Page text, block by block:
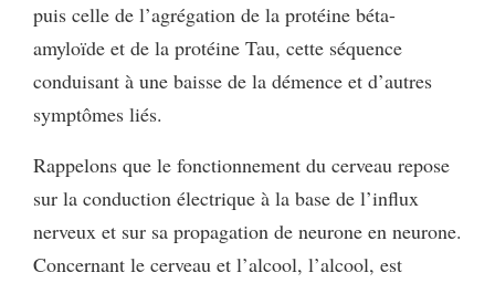
puis celle de l’agrégation de la protéine béta-
amyloïde et de la protéine Tau, cette séquence
conduisant à une baisse de la démence et d’autres
symptômes liés.
Rappelons que le fonctionnement du cerveau repose
sur la conduction électrique à la base de l’influx
nerveux et sur sa propagation de neurone en neurone.
Concernant le cerveau et l’alcool, l’alcool, est